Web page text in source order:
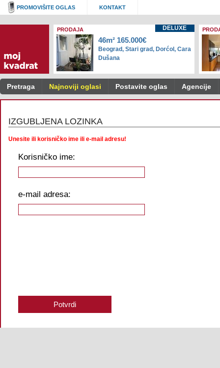
PROMOVIŠITE OGLAS KONTAKT
DELUXE
PRODAJA
46m² 165.000€
Beograd, Stari grad, Dorćol, Cara
Dušana
Pretraga Najnoviji oglasi Postavite oglas Agencije
IZGUBLJENA LOZINKA
Unesite ili korisničko ime ili e-mail adresu!
Korisničko ime:
e-mail adresa: